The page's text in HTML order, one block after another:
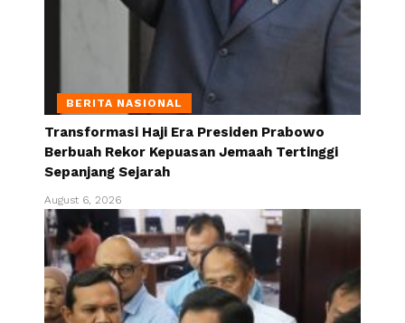
BERITA NASIONAL
Transformasi Haji Era Presiden Prabowo
Berbuah Rekor Kepuasan Jemaah Tertinggi
Sepanjang Sejarah
August 6, 2026